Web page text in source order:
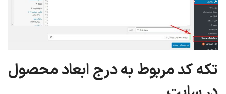
تکه کد مربوط به درج ابعاد محصول